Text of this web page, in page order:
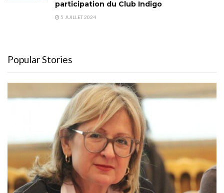
participation du Club Indigo
5 JUILLET 2024
Popular Stories